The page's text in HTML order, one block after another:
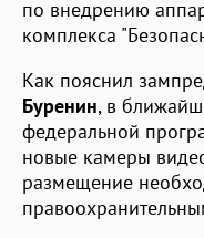
по внедрению
комплекса
Как пояснил
Буренин, в
федеральной
новые камеры
размещение